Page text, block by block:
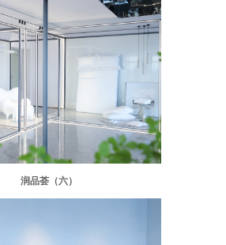
润品荟（六）